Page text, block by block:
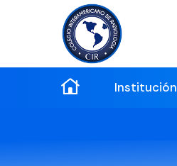
Institución